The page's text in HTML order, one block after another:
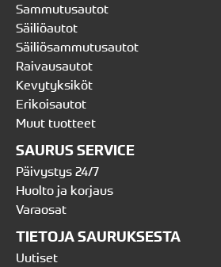
Sammutusautot
Säiliöautot
Säiliösammutusautot
Raivausautot
Kevytyksiköt
Erikoisautot
Muut tuotteet
SAURUS SERVICE
Päivystys 24/7
Huolto ja korjaus
Varaosat
TIETOJA SAURUKSESTA
Uutiset